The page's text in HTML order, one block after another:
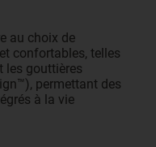
au choix de
confortables, telles
les gouttières
permettant des
à la vie